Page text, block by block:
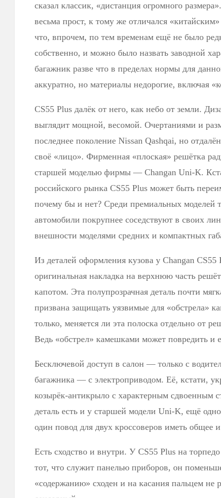
сказал классик, «дистанция огромного
весьма прост, к тому же отличался
что, впрочем, по тем временам ещё не было
собственно, и можно было назвать заводной
багажник разве что в пределах нормы для
аккуратно, но материалы недорогие, включая
CS55 Plus далёк от него, как небо от земли.
выглядит мощной, весомой. Очертаниями и
последнее поколение Nissan Qashqai, но
своё «лицо». Фирменная «плоская» решётка
старшей моделью фирмы — Changan Uni-K.
российского рынка CS55 Plus может быть
почему бы и нет? Среди премиальных моделей
автомобили покрупнее соседствуют в своих
внешности моделями средних и компактных
Из деталей оформления кузова у Changan CS55
оригинальная накладка на верхнюю часть
капотом. Эта полупрозрачная деталь почти
призвана защищать уязвимые для «обстрела»
только, меняется ли эта полоска отдельно от
Ведь «обстрел» камешками может повредить и
Бесключевой доступ в салон — только с
багажника — с электроприводом. Её, кстати,
козырёк-антикрыло с характерным сдвоенным
деталь есть и у старшей модели Uni-K, ещё
один повод для двух кроссоверов иметь общее
Есть сходство и внутри. У CS55 Plus на
тот, что служит панелью приборов, он
«содержанию» сходен и на касания пальцем не